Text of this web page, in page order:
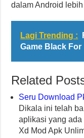
dalam Android lebih
Lagi Trending :
Game Black For
Related
Seru Download
Dikala ini telah
aplikasi yang
Xd Mod Apk